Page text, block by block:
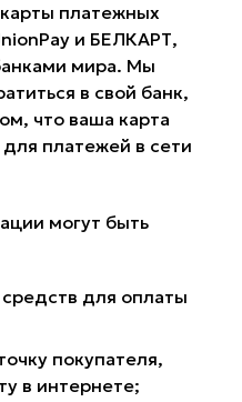
платежных
и БЕЛКАРТ,
мира. Мы
в свой банк,
что ваша карта
платежей в сети
могут быть
для оплаты
покупателя,
в интернете;